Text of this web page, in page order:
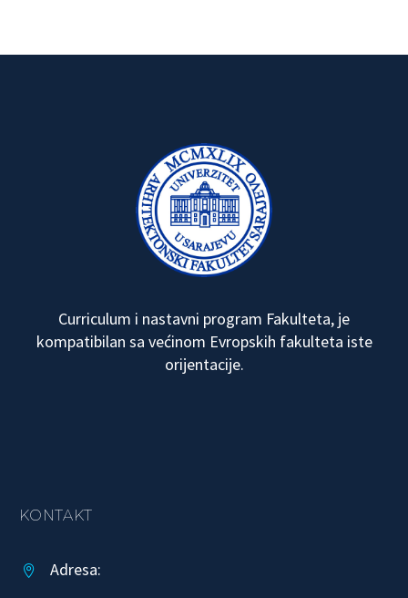
Curriculum i nastavni program Fakulteta, je
kompatibilan sa većinom Evropskih fakulteta iste
orijentacije.
KONTAKT


Adresa: